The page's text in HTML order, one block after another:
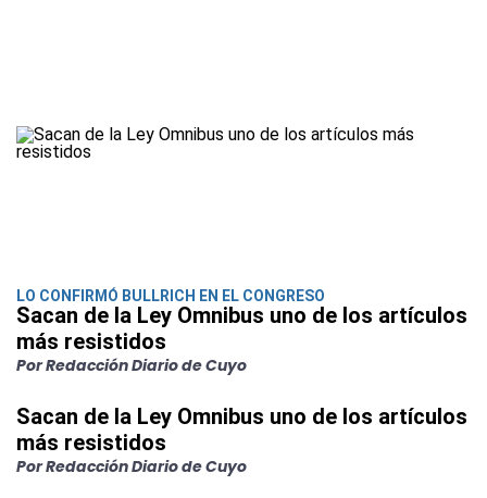
LO CONFIRMÓ BULLRICH EN EL CONGRESO
Sacan de la Ley Omnibus uno de los artículos
más resistidos
Por Redacción Diario de Cuyo
Sacan de la Ley Omnibus uno de los artículos
más resistidos
Por Redacción Diario de Cuyo